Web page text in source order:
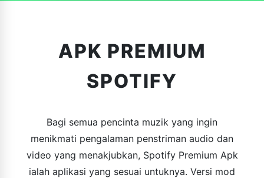
APK PREMIUM
SPOTIFY
Bagi semua pencinta muzik yang ingin
menikmati pengalaman penstriman audio dan
video yang menakjubkan, Spotify Premium Apk
ialah aplikasi yang sesuai untuknya. Versi mod